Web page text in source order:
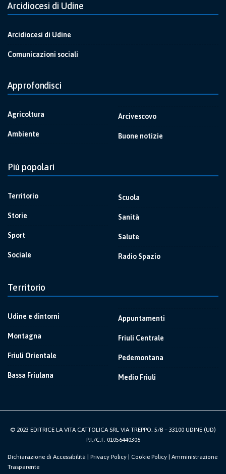
Arcidiocesi di Udine
Arcidiocesi di Udine
Comunicazioni sociali
Approfondisci
Agricoltura
Ambiente
Arcivescovo
Buone notizie
Più popolari
Territorio
Storie
Sport
Sociale
Scuola
Sanità
Salute
Radio Spazio
Territorio
Udine e dintorni
Montagna
Friuli Orientale
Bassa Friulana
Appuntamenti
Friuli Centrale
Pedemontana
Medio Friuli
© 2023 EDITRICE LA VITA CATTOLICA SRL VIA TREPPO, 5/B – 33100 UDINE (UD)
P.I./C.F. 01056440306
Dichiarazione di Accessibilità | Privacy Policy | Cookie Policy | Amministrazione
Trasparente